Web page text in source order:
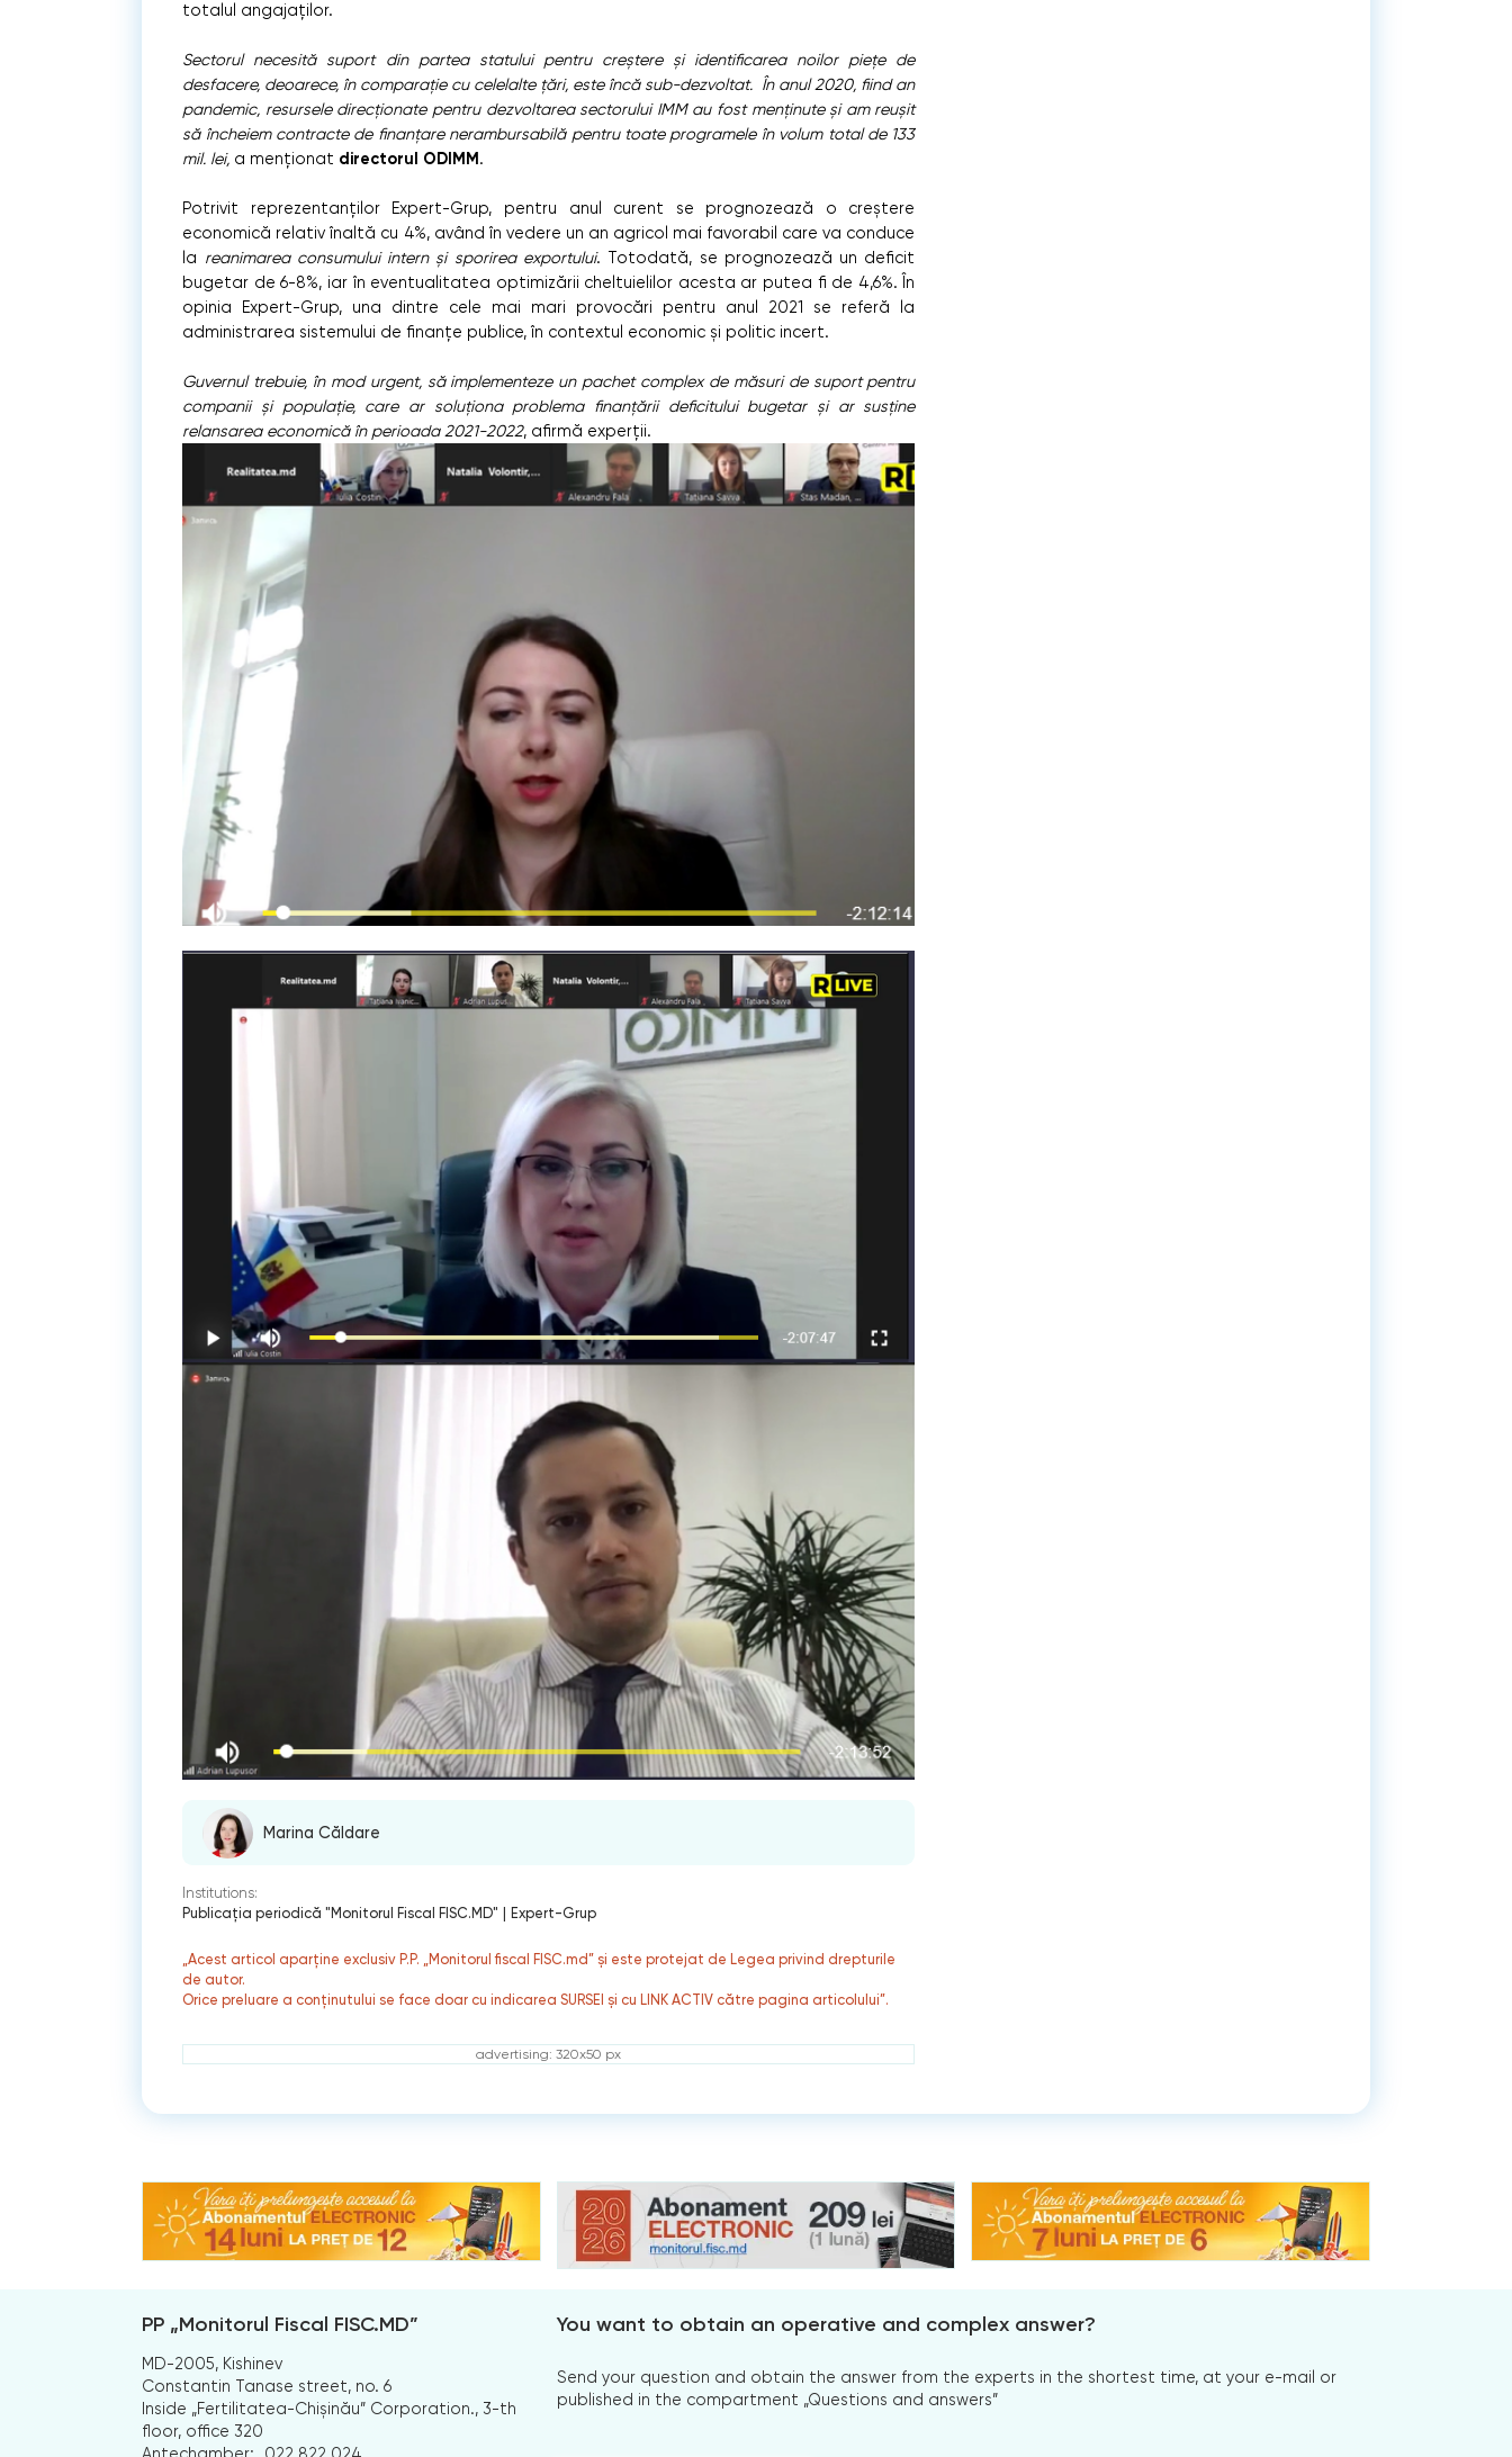
totalul angajaților.
Sectorul necesită suport din partea statului pentru creștere și identificarea noilor piețe de
desfacere, deoarece, în comparație cu celelalte țări, este încă sub-dezvoltat. În anul 2020, fiind an
pandemic, resursele direcționate pentru dezvoltarea sectorului IMM au fost menținute și am reușit
să încheiem contracte de finanțare nerambursabilă pentru toate programele în volum total de 133
mil. lei, a menționat directorul ODIMM .
Potrivit reprezentanților Expert-Grup, pentru anul curent se prognozează o creștere
economică relativ înaltă cu 4%, având în vedere un an agricol mai favorabil care va conduce
la reanimarea consumului intern și sporirea exportului. Totodată, se prognozează un deficit
bugetar de 6-8%, iar în eventualitatea optimizării cheltuielilor acesta ar putea fi de 4,6%. În
opinia Expert-Grup, una dintre cele mai mari provocări pentru anul 2021 se referă la
administrarea sistemului de finanțe publice, în contextul economic și politic incert.
Guvernul trebuie, în mod urgent, să implementeze un pachet complex de măsuri de suport pentru
companii și populație, care ar soluționa problema finanțării deficitului bugetar și ar susține
relansarea economică în perioada 2021-2022, afirmă experții.
Marina Căldare
Institutions:
Publicaţia periodică "Monitorul Fiscal FISC.MD"
Expert-Grup
„Acest articol aparține exclusiv P.P. „Monitorul fiscal FISC.md” și este protejat de Legea privind drepturile
de autor.
Orice preluare a conținutului se face doar cu indicarea SURSEI și cu LINK ACTIV către pagina articolului”.
advertising: 320x50 px
PP „Monitorul Fiscal FISC.MD”
MD-2005, Kishinev
Constantin Tanase street, no. 6
Inside „Fertilitatea-Chișinău” Corporation., 3-th
floor, office 320
You want to obtain an operative and complex answer?
Send your question and obtain the answer from the experts in the shortest time, at your e-mail or
published in the compartment „Questions and answers”